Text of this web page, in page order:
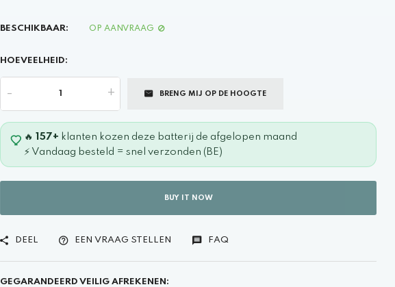
BESCHIKBAAR: OP AANVRAAG
HOEVEELHEID:
- + BRENG MIJ OP DE HOOGTE
🔥 157+ klanten kozen deze batterij de afgelopen maand
⚡ Vandaag besteld = snel verzonden (BE)
BUY IT NOW
DEEL EEN VRAAG STELLEN FAQ
GEGARANDEERD VEILIG AFREKENEN: